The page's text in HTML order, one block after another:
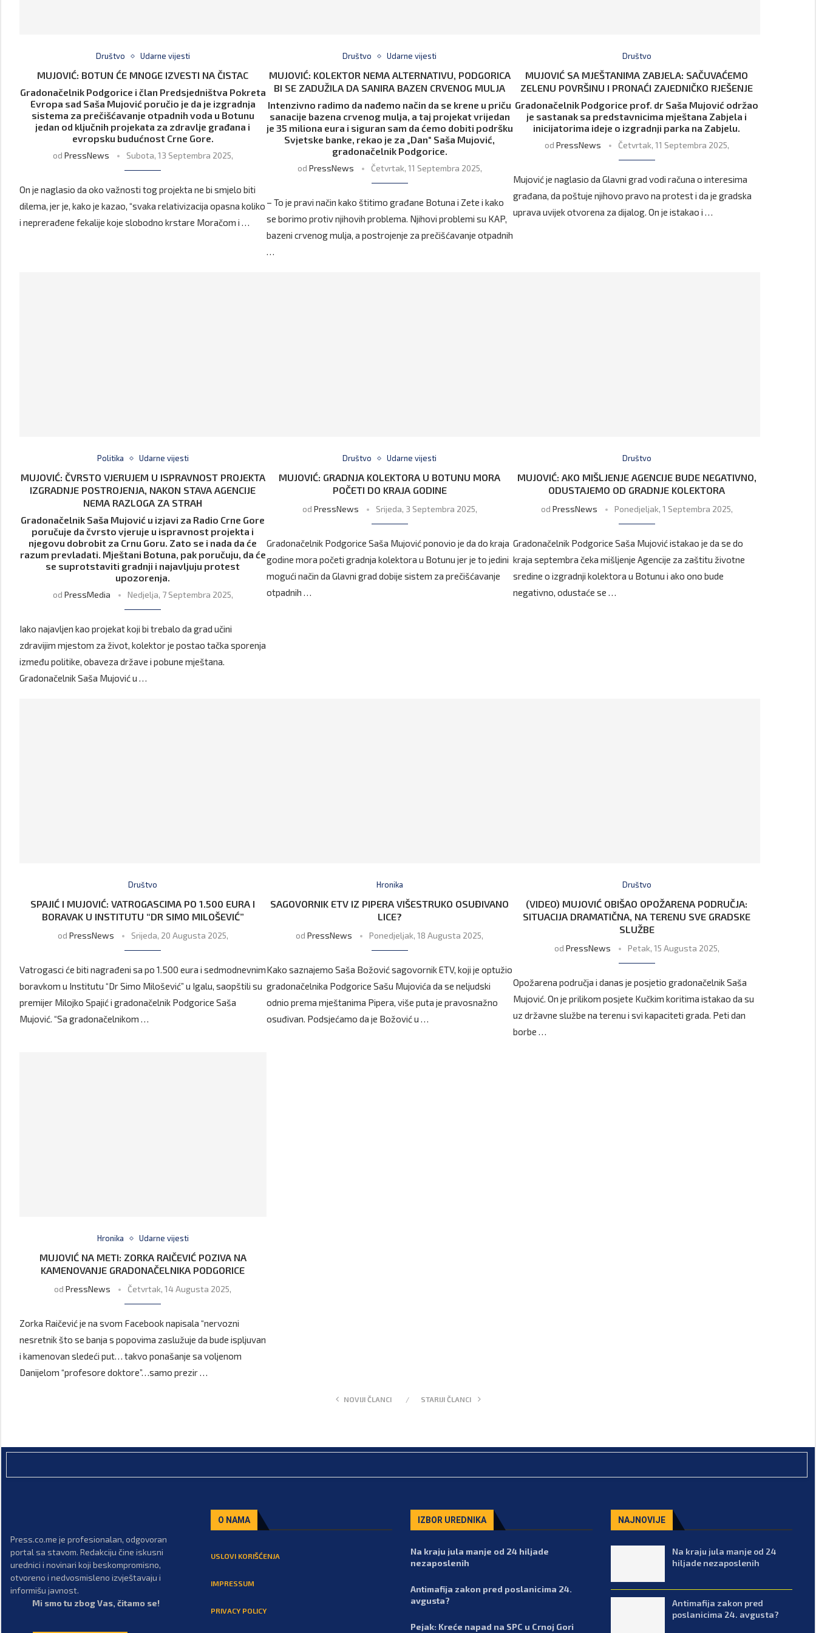
Društvo Udarne vijesti
MUJOVIĆ: BOTUN ĆE MNOGE IZVESTI NA ČISTAC
Gradonačelnik Podgorice i član Predsjedništva Pokreta
Evropa sad Saša Mujović poručio je da je izgradnja
sistema za prečišćavanje otpadnih voda u Botunu
jedan od ključnih projekata za zdravlje građana i
evropsku budućnost Crne Gore.
od PressNews Subota, 13 Septembra 2025,
On je naglasio da oko važnosti tog projekta ne bi smjelo biti
dilema, jer je, kako je kazao, “svaka relativizacija opasna koliko
i neprerađene fekalije koje slobodno krstare Moračom i …
Društvo Udarne vijesti
MUJOVIĆ: KOLEKTOR NEMA ALTERNATIVU, PODGORICA
BI SE ZADUŽILA DA SANIRA BAZEN CRVENOG MULJA
Intenzivno radimo da nađemo način da se krene u priču
sanacije bazena crvenog mulja, a taj projekat vrijedan
je 35 miliona eura i siguran sam da ćemo dobiti podršku
Svjetske banke, rekao je za „Dan“ Saša Mujović,
gradonačelnik Podgorice.
od PressNews Četvrtak, 11 Septembra 2025,
– To je pravi način kako štitimo građane Botuna i Zete i kako
se borimo protiv njihovih problema. Njihovi problemi su KAP,
bazeni crvenog mulja, a postrojenje za prečišćavanje otpadnih
…
Društvo
MUJOVIĆ SA MJEŠTANIMA ZABJELA: SAČUVAĆEMO
ZELENU POVRŠINU I PRONAĆI ZAJEDNIČKO RJEŠENJE
Gradonačelnik Podgorice prof. dr Saša Mujović održao
je sastanak sa predstavnicima mještana Zabjela i
inicijatorima ideje o izgradnji parka na Zabjelu.
od PressNews Četvrtak, 11 Septembra 2025,
Mujović je naglasio da Glavni grad vodi računa o interesima
građana, da poštuje njihovo pravo na protest i da je gradska
uprava uvijek otvorena za dijalog. On je istakao i …
Politika Udarne vijesti
MUJOVIĆ: ČVRSTO VJERUJEM U ISPRAVNOST PROJEKTA
IZGRADNJE POSTROJENJA, NAKON STAVA AGENCIJE
NEMA RAZLOGA ZA STRAH
Gradonačelnik Saša Mujović u izjavi za Radio Crne Gore
poručuje da čvrsto vjeruje u ispravnost projekta i
njegovu dobrobit za Crnu Goru. Zato se i nada da će
razum prevladati. Mještani Botuna, pak poručuju, da će
se suprotstaviti gradnji i najavljuju protest
upozorenja.
od PressMedia Nedjelja, 7 Septembra 2025,
Iako najavljen kao projekat koji bi trebalo da grad učini
zdravijim mjestom za život, kolektor je postao tačka sporenja
između politike, obaveza države i pobune mještana.
Gradonačelnik Saša Mujović u …
Društvo Udarne vijesti
MUJOVIĆ: GRADNJA KOLEKTORA U BOTUNU MORA
POČETI DO KRAJA GODINE
od PressNews Srijeda, 3 Septembra 2025,
Gradonačelnik Podgorice Saša Mujović ponovio je da do kraja
godine mora početi gradnja kolektora u Botunu jer je to jedini
mogući način da Glavni grad dobije sistem za prečišćavanje
otpadnih …
Društvo
MUJOVIĆ: AKO MIŠLJENJE AGENCIJE BUDE NEGATIVNO,
ODUSTAJEMO OD GRADNJE KOLEKTORA
od PressNews Ponedjeljak, 1 Septembra 2025,
Gradonačelnik Podgorice Saša Mujović istakao je da se do
kraja septembra čeka mišljenje Agencije za zaštitu životne
sredine o izgradnji kolektora u Botunu i ako ono bude
negativno, odustaće se …
Društvo
SPAJIĆ I MUJOVIĆ: VATROGASCIMA PO 1.500 EURA I
BORAVAK U INSTITUTU “DR SIMO MILOŠEVIĆ”
od PressNews Srijeda, 20 Augusta 2025,
Vatrogasci će biti nagrađeni sa po 1.500 eura i sedmodnevnim
boravkom u Institutu “Dr Simo Milošević” u Igalu, saopštili su
premijer Milojko Spajić i gradonačelnik Podgorice Saša
Mujović. “Sa gradonačelnikom …
Hronika
SAGOVORNIK ETV IZ PIPERA VIŠESTRUKO OSUĐIVANO
LICE?
odPressNews Ponedjeljak, 18 Augusta 2025,
Kako saznajemo Saša Božović sagovornik ETV, koji je optužio
gradonačelnika Podgorice Sašu Mujovića da se neljudski
odnio prema mještanima Pipera, više puta je pravosnažno
osuđivan. Podsjećamo da je Božović u …
Društvo
(VIDEO) MUJOVIĆ OBIŠAO OPOŽARENA PODRUČJA:
SITUACIJA DRAMATIČNA, NA TERENU SVE GRADSKE
SLUŽBE
od PressNews Petak, 15 Augusta 2025,
Opožarena područja i danas je posjetio gradonačelnik Saša
Mujović. On je prilikom posjete Kučkim koritima istakao da su
uz državne službe na terenu i svi kapaciteti grada. Peti dan
borbe …
Hronika Udarne vijesti
MUJOVIĆ NA METI: ZORKA RAIČEVIĆ POZIVA NA
KAMENOVANJE GRADONAČELNIKA PODGORICE
odPressNews Četvrtak, 14 Augusta 2025,
Zorka Raičević je na svom Facebook napisala “nervozni
nesretnik što se banja s popovima zaslužuje da bude ispljuvan
i kamenovan sledeći put… takvo ponašanje sa voljenom
Danijelom “profesore doktore”…samo prezir …
NOVIJI ČLANCI STARIJI ČLANCI
Press.co.me je profesionalan, odgovoran
portal sa stavom. Redakciju čine iskusni
urednici i novinari koji beskompromisno,
otvoreno i nedvosmisleno izvještavaju i
informišu javnost.
Mi smo tu zbog Vas, čitamo se!
O NAMA
USLOVI KORIŠĆENJA
IMPRESSUM
PRIVACY POLICY
IZBOR UREDNIKA
Na kraju jula manje od 24 hiljade
nezaposlenih
Antimafija zakon pred poslanicima 24.
avgusta?
Pejak: Kreće napad na SPC u Crnoj Gori
NAJNOVIJE
Na kraju jula manje od 24
hiljade nezaposlenih
Antimafija zakon pred
poslanicima 24. avgusta?